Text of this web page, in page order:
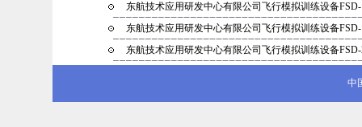
东航技术应用研发中心有限公司飞行模拟训练设备
东航技术应用研发中心有限公司飞行模拟训练设备
东航技术应用研发中心有限公司飞行模拟训练设备
中